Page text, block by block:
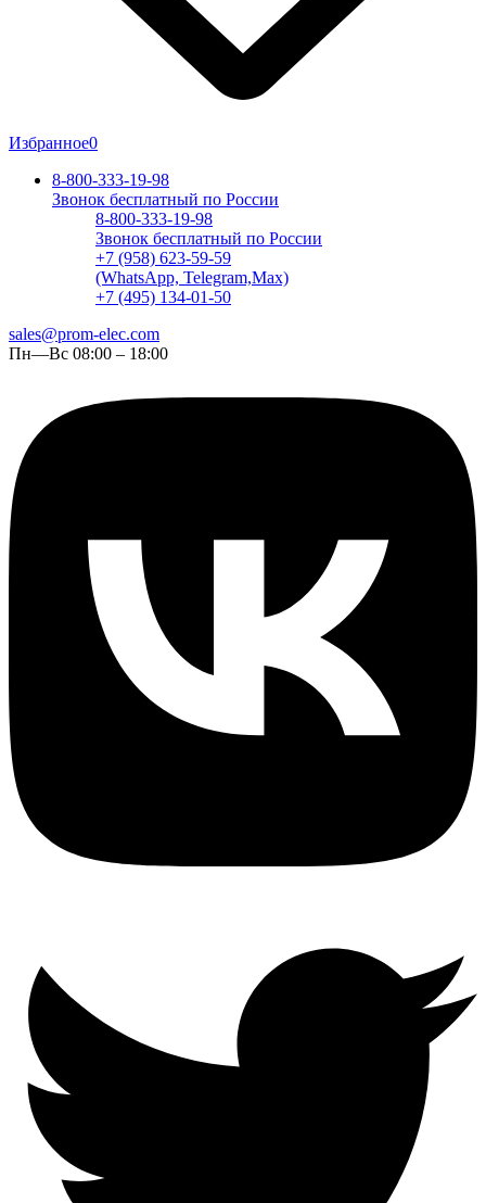
Избранное0
8-800-333-19-98
Звонок бесплатный по России
8-800-333-19-98
Звонок бесплатный по России
+7 (958) 623-59-59
(WhatsApp, Telegram,Max)
+7 (495) 134-01-50
sales@prom-elec.com
Пн—Вс 08:00 – 18:00